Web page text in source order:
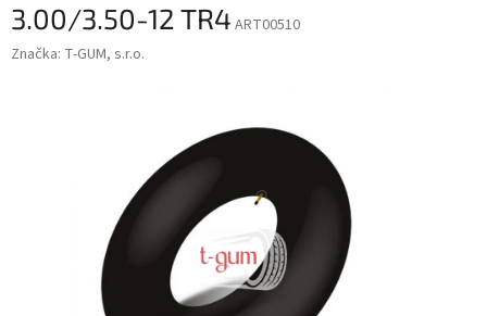
3.00/3.50-12 TR4 ART00510
Značka: T-GUM, s.r.o.